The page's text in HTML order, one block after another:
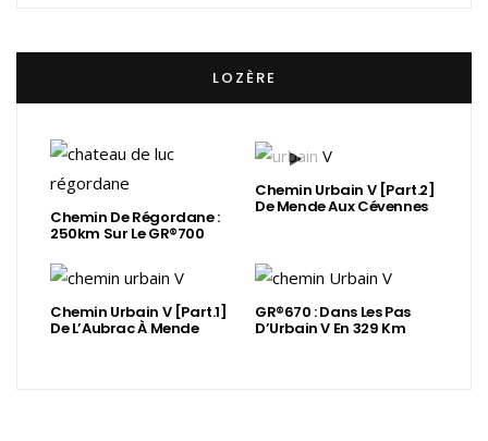
LOZÈRE
Chemin De Régordane :
250km Sur Le GR®700
Chemin Urbain V [Part.2]
De Mende Aux Cévennes
Chemin Urbain V [Part.1]
De L’Aubrac À Mende
GR®670 : Dans Les Pas
D’Urbain V En 329 Km